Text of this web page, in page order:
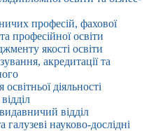
професій, фахової
професійної освіти
якості освіти
акредитації та
освітньої діяльності
відділ
галузеві науково-дослідні